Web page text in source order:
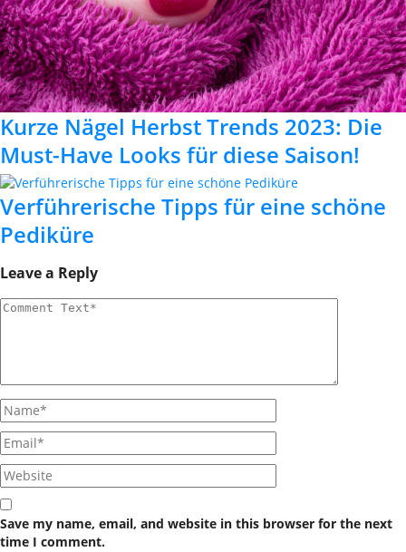
Kurze Nägel Herbst Trends 2023: Die
Must-Have Looks für diese Saison!
Verführerische Tipps für eine schöne
Pediküre
Leave a Reply
Save my name, email, and website in this browser for the next
time I comment.